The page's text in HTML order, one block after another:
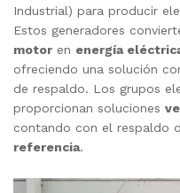
Industrial) para producir
Estos generadores
motor en energía
ofreciendo una solución
de respaldo. Los grupos
proporcionan soluciones
contando con el respaldo
referencia.